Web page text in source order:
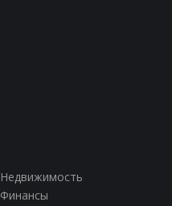
Недвижимость
Финансы